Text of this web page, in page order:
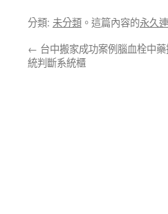
分類: 未分類 。這篇內容的永久
← 台中搬家成功案例腦血栓中
統判斷系統櫃